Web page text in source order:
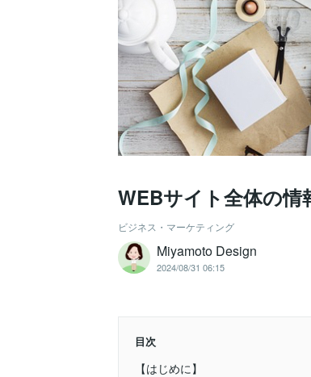
WEBサイト全体の情
ビジネス・マーケティング
Miyamoto Design
2024/08/31 06:15
目次
【はじめに】